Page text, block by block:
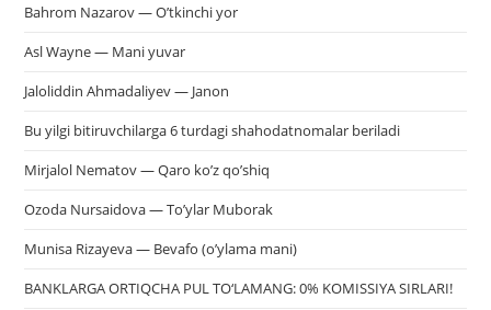
Bahrom Nazarov — O’tkinchi yor
Asl Wayne — Mani yuvar
Jaloliddin Ahmadaliyev — Janon
Bu yilgi bitiruvchilarga 6 turdagi shahodatnomalar beriladi
Mirjalol Nematov — Qaro ko’z qo’shiq
Ozoda Nursaidova — To’ylar Muborak
Munisa Rizayeva — Bevafo (o’ylama mani)
BANKLARGA ORTIQCHA PUL TO‘LAMANG: 0% KOMISSIYA SIRLARI!